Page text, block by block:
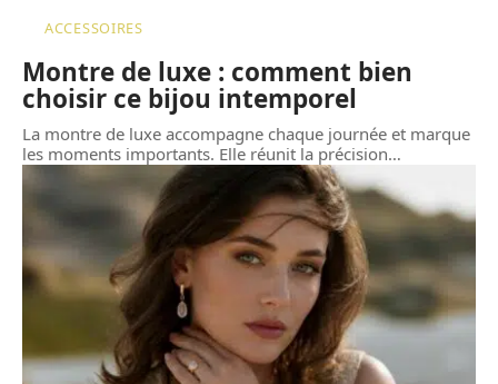
ACCESSOIRES
Montre de luxe : comment bien
choisir ce bijou intemporel
La montre de luxe accompagne chaque journée et marque
les moments importants. Elle réunit la précision…